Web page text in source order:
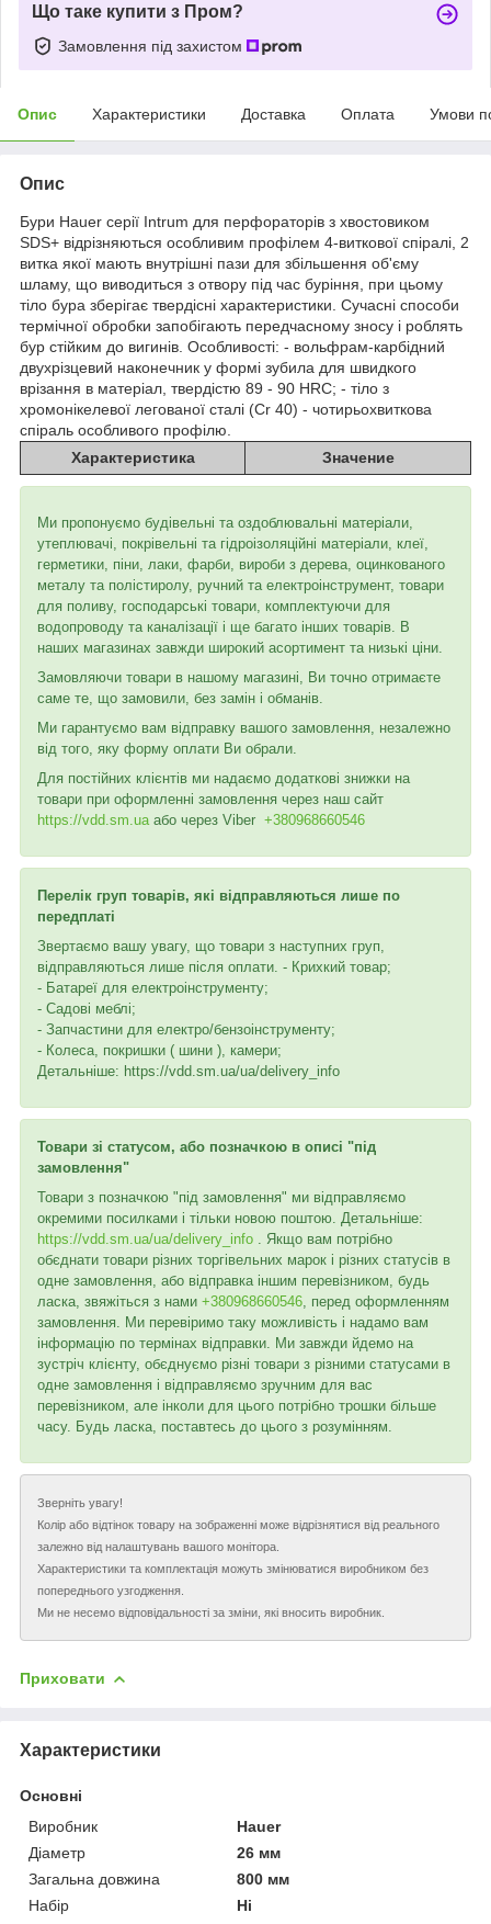
Що таке купити з Пром?
Замовлення під захистом
Опис Характеристики Доставка Оплата Умови
Опис
Бури Hauer серії Intrum для перфораторів з хвостовиком
SDS+ відрізняються особливим профілем 4-виткової спіралі, 2
витка якої мають внутрішні пази для збільшення об'єму
шламу, що виводиться з отвору під час буріння, при цьому
тіло бура зберігає твердісні характеристики. Сучасні способи
термічної обробки запобігають передчасному зносу і роблять
бур стійким до вигинів. Особливості: - вольфрам-карбідний
двухрізцевий наконечник у формі зубила для швидкого
врізання в матеріал, твердістю 89 - 90 HRC; - тіло з
хромонікелевої легованої сталі (Cr 40) - чотирьохвиткова
спіраль особливого профілю.
Характеристика
Значение
Ми пропонуємо будівельні та оздоблювальні матеріали,
утеплювачі, покрівельні та гідроізоляційні матеріали, клеї,
герметики, піни, лаки, фарби, вироби з дерева, оцинкованого
металу та полістиролу, ручний та електроінструмент, товари
для поливу, господарські товари, комплектуючи для
водопроводу та каналізації і ще багато інших товарів. В
наших магазинах завжди широкий асортимент та низькі ціни.
Замовляючи товари в нашому магазині, Ви точно отримаєте
саме те, що замовили, без замін і обманів.
Ми гарантуємо вам відправку вашого замовлення, незалежно
від того, яку форму оплати Ви обрали.
Для постійних клієнтів ми надаємо додаткові знижки на
товари при оформленні замовлення через наш сайт
https://vdd.sm.ua або через Viber +380968660546
Перелік груп товарів, які відправляються лише по
передплаті
Звертаємо вашу увагу, що товари з наступних груп,
відправляються лише після оплати. - Крихкий товар;
- Батареї для електроінструменту;
- Садові меблі;
- Запчастини для електро/бензоінструменту;
- Колеса, покришки ( шини ), камери;
Детальніше: https://vdd.sm.ua/ua/delivery_info
Товари зі статусом, або позначкою в описі "під
замовлення"
Товари з позначкою "під замовлення" ми відправляємо
окремими посилками і тільки новою поштою. Детальніше:
https://vdd.sm.ua/ua/delivery_info . Якщо вам потрібно
обєднати товари різних торгівельних марок і різних статусів в
одне замовлення, або відправка іншим перевізником, будь
ласка, звяжіться з нами +380968660546 , перед оформленням
замовлення. Ми перевіримо таку можливість і надамо вам
інформацію по термінах відправки. Ми завжди йдемо на
зустріч клієнту, обєднуємо різні товари з різними статусами в
одне замовлення і відправляємо зручним для вас
перевізником, але інколи для цього потрібно трошки більше
часу. Будь ласка, поставтесь до цього з розумінням.
Зверніть увагу!
Колір або відтінок товару на зображенні може відрізнятися від реального
залежно від налаштувань вашого монітора.
Характеристики та комплектація можуть змінюватися виробником без
попереднього узгодження.
Ми не несемо відповідальності за зміни, які вносить виробник.
Приховати
Характеристики
Основні
Виробник
Hauer
Діаметр
26 мм
Загальна довжина
800 мм
Набір
Ні